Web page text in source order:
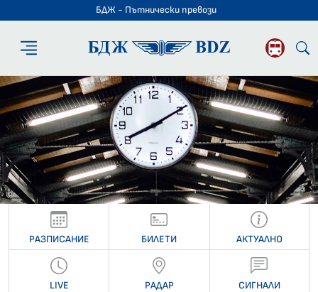
БДЖ - Пътнически превози
БДЖ -
РАЗПИСАНИЕ БИЛЕТИ АКТУАЛНО
LIVE РАДАР СИГНАЛИ